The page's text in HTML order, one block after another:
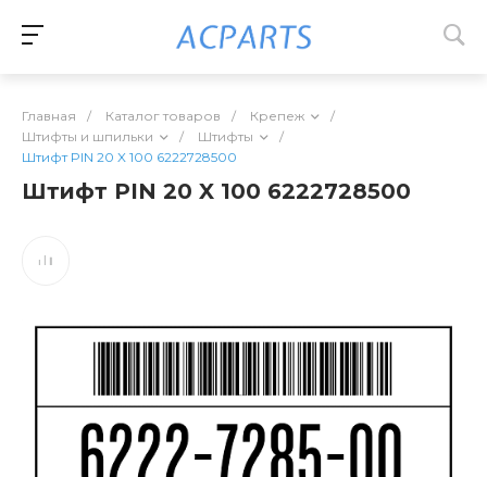
Главная / Каталог товаров / Крепеж
/
Штифты и шпильки
/ Штифты
/
Штифт PIN 20 X 100 6222728500
Штифт PIN 20 X 100 6222728500